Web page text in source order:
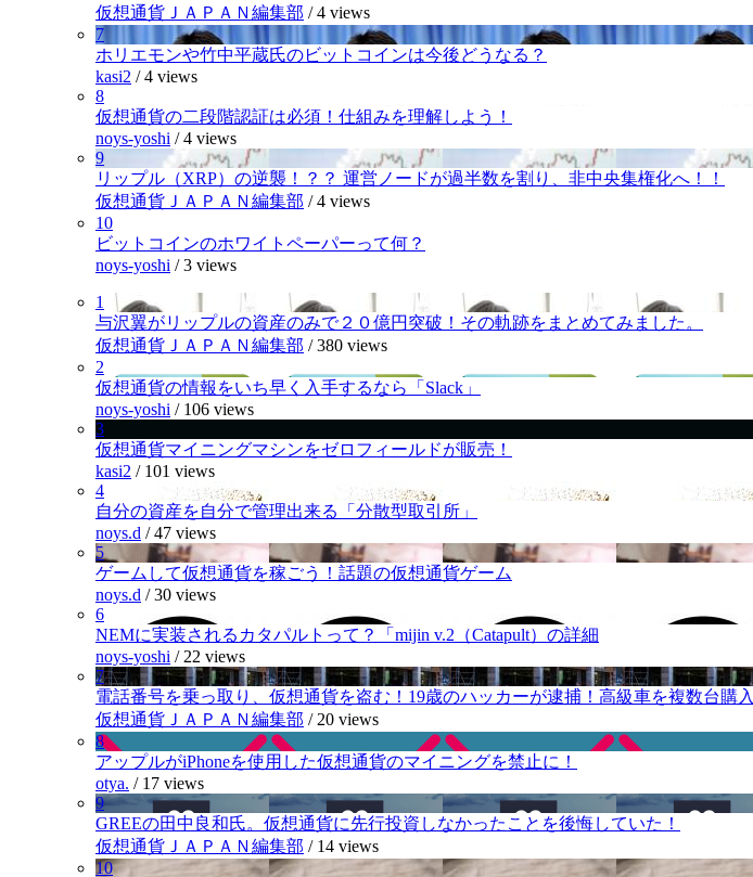
仮想通貨ＪＡＰＡＮ編集部 /4 views
7
ホリエモンや竹中平蔵氏のビットコインは今後どうなる？
kasi2 /4 views
8
仮想通貨の二段階認証は必須！仕組みを理解しよう！
noys-yoshi /4 views
9
リップル（XRP）の逆襲！？？ 運営ノードが過半数を割り、非中央集権化へ！！
仮想通貨ＪＡＰＡＮ編集部 /4 views
10
ビットコインのホワイトペーパーって何？
noys-yoshi /3 views
1
与沢翼がリップルの資産のみで２０億円突破！その軌跡をまとめてみました。
仮想通貨ＪＡＰＡＮ編集部 /380 views
2
仮想通貨の情報をいち早く入手するなら「Slack」
noys-yoshi / 106 views
3
仮想通貨マイニングマシンをゼロフィールドが販売！
kasi2 / 101 views
4
自分の資産を自分で管理出来る「分散型取引所」
noys.d /47 views
5
ゲームして仮想通貨を稼ごう！話題の仮想通貨ゲーム
noys.d /30 views
6
NEMに実装されるカタパルトって？「mijin v.2（Catapult）の詳細
noys-yoshi / 22 views
7
電話番号を乗っ取り、仮想通貨を盗む！19歳のハッカーが逮捕！高級車を複数台購入
仮想通貨ＪＡＰＡＮ編集部 / 20 views
8
アップルがiPhoneを使用した仮想通貨のマイニングを禁止に！
otya. / 17 views
9
GREEの田中良和氏。仮想通貨に先行投資しなかったことを後悔していた！
仮想通貨ＪＡＰＡＮ編集部 / 14 views
10